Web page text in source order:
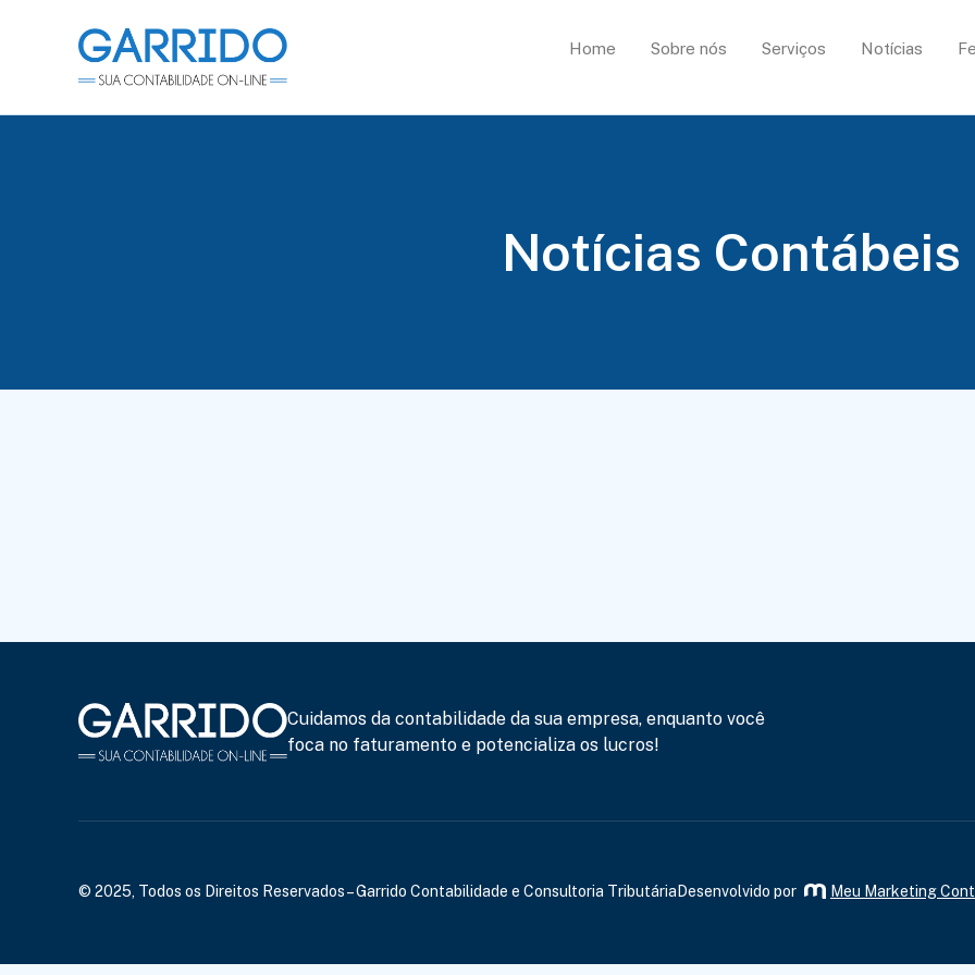
Home Sobre nós Serviços Notícias
Notícias Contábeis
Cuidamos da contabilidade da sua empresa, enquanto você
foca no faturamento e potencializa os lucros!
© 2025, Todos os Direitos Reservados – Garrido Contabilidade e Consultoria Tributária Desenvolvido por Meu Marketing